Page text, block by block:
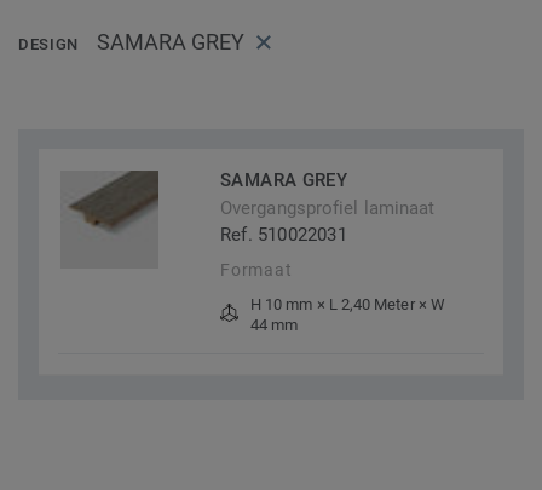
DESIGN SAMARA GREY
SAMARA GREY
Overgangsprofiel laminaat
Ref. 510022031
Formaat
H 10 mm × L 2,40 Meter × W
44 mm